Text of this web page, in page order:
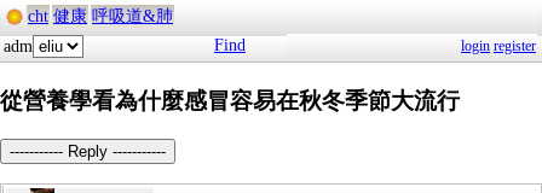
cht 健康 呼吸道&肺
adm
Find login register
從營養學看為什麼感冒容易在秋冬季節大流行
----------- Reply -----------